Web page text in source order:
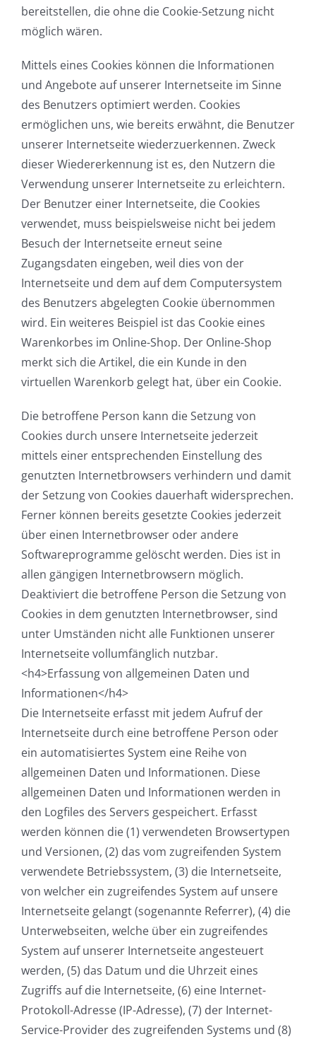
bereitstellen, die ohne die Cookie-Setzung nicht
möglich wären.
Mittels eines Cookies können die Informationen
und Angebote auf unserer Internetseite im Sinne
des Benutzers optimiert werden. Cookies
ermöglichen uns, wie bereits erwähnt, die Benutzer
unserer Internetseite wiederzuerkennen. Zweck
dieser Wiedererkennung ist es, den Nutzern die
Verwendung unserer Internetseite zu erleichtern.
Der Benutzer einer Internetseite, die Cookies
verwendet, muss beispielsweise nicht bei jedem
Besuch der Internetseite erneut seine
Zugangsdaten eingeben, weil dies von der
Internetseite und dem auf dem Computersystem
des Benutzers abgelegten Cookie übernommen
wird. Ein weiteres Beispiel ist das Cookie eines
Warenkorbes im Online-Shop. Der Online-Shop
merkt sich die Artikel, die ein Kunde in den
virtuellen Warenkorb gelegt hat, über ein Cookie.
Die betroffene Person kann die Setzung von
Cookies durch unsere Internetseite jederzeit
mittels einer entsprechenden Einstellung des
genutzten Internetbrowsers verhindern und damit
der Setzung von Cookies dauerhaft widersprechen.
Ferner können bereits gesetzte Cookies jederzeit
über einen Internetbrowser oder andere
Softwareprogramme gelöscht werden. Dies ist in
allen gängigen Internetbrowsern möglich.
Deaktiviert die betroffene Person die Setzung von
Cookies in dem genutzten Internetbrowser, sind
unter Umständen nicht alle Funktionen unserer
Internetseite vollumfänglich nutzbar.
<h4>Erfassung von allgemeinen Daten und
Informationen</h4>
Die Internetseite erfasst mit jedem Aufruf der
Internetseite durch eine betroffene Person oder
ein automatisiertes System eine Reihe von
allgemeinen Daten und Informationen. Diese
allgemeinen Daten und Informationen werden in
den Logfiles des Servers gespeichert. Erfasst
werden können die (1) verwendeten Browsertypen
und Versionen, (2) das vom zugreifenden System
verwendete Betriebssystem, (3) die Internetseite,
von welcher ein zugreifendes System auf unsere
Internetseite gelangt (sogenannte Referrer), (4) die
Unterwebseiten, welche über ein zugreifendes
System auf unserer Internetseite angesteuert
werden, (5) das Datum und die Uhrzeit eines
Zugriffs auf die Internetseite, (6) eine Internet-
Protokoll-Adresse (IP-Adresse), (7) der Internet-
Service-Provider des zugreifenden Systems und (8)